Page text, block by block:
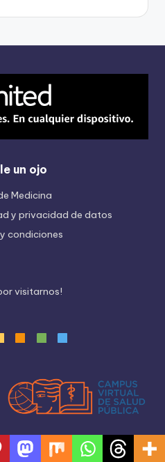
un ojo
Medicina
y privacidad de datos
condiciones
orvisitarnos!